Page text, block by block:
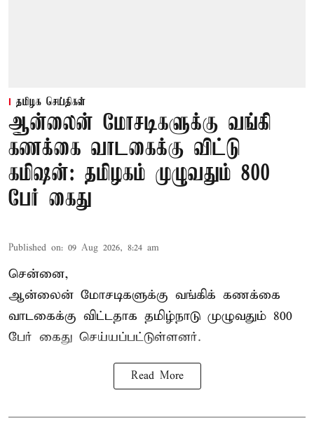
தமிழக செய்திகள்
ஆன்லைன் மோசடிகளுக்கு வங்கி
கணக்கை வாடகைக்கு விட்டு
கமிஷன்: தமிழகம் முழுவதும் 800
பேர் கைது
Published on: 09 Aug 2026, 8:24 am
சென்னை,
ஆன்லைன் மோசடிகளுக்கு வங்கிக் கணக்கை
வாடகைக்கு விட்டதாக தமிழ்நாடு முழுவதும் 800
பேர் கைது செய்யப்பட்டுள்ளனர்.
Read More